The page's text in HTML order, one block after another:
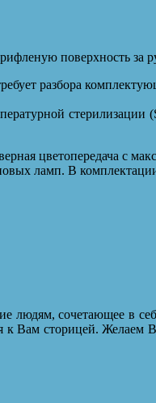
поверхность за
разбора
стерилизации
цветопередача с
ламп. В
людям, сочетающее в
Вам сторицей. Желаем